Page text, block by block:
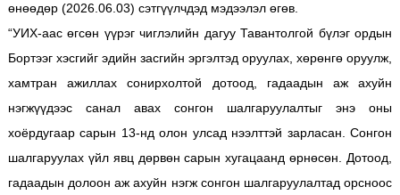
өнөөдөр (2026.06.03) сэтгүүлчдэд мэдээлэл өгөв.
“УИХ-аас өгсөн үүрэг чиглэлийн дагуу Тавантолгой бүлэг ордын
Бортээг хэсгийг эдийн засгийн эргэлтэд оруулах, хөрөнгө оруулж,
хамтран ажиллах сонирхолтой дотоод, гадаадын аж ахуйн
нэгжүүдээс санал авах сонгон шалгаруулалтыг энэ оны
хоёрдугаар сарын 13-нд олон улсад нээлттэй зарласан. Сонгон
шалгаруулах үйл явц дөрвөн сарын хугацаанд өрнөсөн. Дотоод,
гадаадын долоон аж ахуйн нэгж сонгон шалгаруулалтад орсноос